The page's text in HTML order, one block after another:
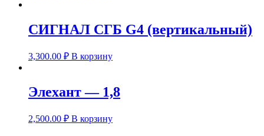
СИГНАЛ СГБ G4 (вертикальный)
3,300.00 ₽ В корзину
Элехант — 1,8
2,500.00 ₽ В корзину